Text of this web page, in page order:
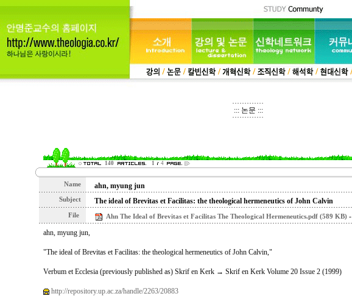
::: 논문 :::
140 1 4
Name ahn, myung jun
Subject The ideal of Brevitas et Facilitas: the theological hermeneutics of John Calvin
File Ahn The Ideal of Brevitas et Facilitas The Theological Hermeneutics.pdf (589 KB)-
ahn, myung jun,
"The ideal of Brevitas et Facilitas: the theological hermeneutics of John Calvin,"
Verbum et Ecclesia (previously published as) Skrif en Kerk → Skrif en Kerk Volume 20 Issue 2 (1999)
http://repository.up.ac.za/handle/2263/20883